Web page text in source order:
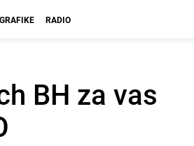
RADIO
BH za vas